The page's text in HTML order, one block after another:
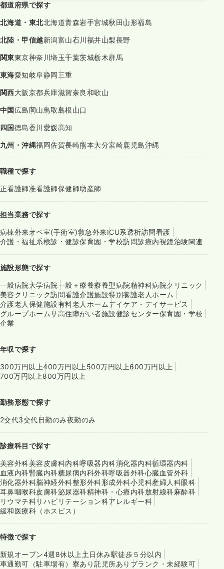
都道府県で探す
北海道・東北北海道青森岩手宮城秋田山形福島
北陸・甲信越新潟富山石川福井山梨長野
関東東京神奈川埼玉千葉茨城栃木群馬
東海愛知岐阜静岡三重
関西大阪京都兵庫滋賀奈良和歌山
中国広島岡山鳥取島根山口
四国徳島香川愛媛高知
九州・沖縄福岡佐賀長崎熊本大分宮崎鹿児島沖縄
職種で探す
正看護師准看護師保健師助産師
担当業務で探す
病棟外来オペ室(手術室)救急外来ICU系透析訪問看護
介護・福祉系検診・健診保育園・学校訪問診療内視鏡治験関連
施設形態で探す
一般病院大学病院一般＋療養療養型病院精神科病院クリニック
美容クリニック訪問看護介護施設特別養護老人ホーム
介護老人保健施設有料老人ホームデイケア・デイサービス
グループホームサ高住障がい者施設健診センター保育園・学校
企業
年収で探す
300万円以上400万円以上 500万円以上600万円以上
700万円以上800万円以上
勤務形態で探す
2交代3交代日勤のみ夜勤のみ
診療科目で探す
美容外科美容皮膚科内科呼吸器内科消化器内科循環器内科
血液内科腎臓内科糖尿病内科外科呼吸器外科心臓血管外科
消化器外科脳神経外科整形外科形成外科小児科産婦人科眼科
耳鼻咽喉科皮膚科泌尿器科精神科・心療内科放射線科麻酔科
リウマチ科リハビリテーション科アレルギー科
緩和医療科（ホスピス）
特徴で探す
新規オープン4週8休以上 土日休み駅徒歩５分以内
車通勤可（駐車場有） 寮あり託児所あり ブランク・未経験可